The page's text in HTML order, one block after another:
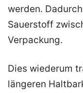
werden.
Sauerstoff
Verpackung.
Dies wiederum
längeren